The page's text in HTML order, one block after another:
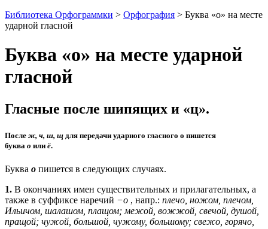
Библиотека Орфограммки > Орфография > Буква «о» на месте
ударной гласной
Буква «о» на месте ударной
гласной
Гласные после шипящих и «ц».
После ж, ч, ш, щ для передачи ударного гласного о пишется
буква о или ё.
Буква о пишется в следующих случаях.
1. В окончаниях имен существительных и прилагательных, а
также в суффиксе наречий −о , напр.: плечо, ножом, плечом,
Ильичом, шалашом, плащом; межой, вожжой, свечой, душой,
пращой; чужой, большой, чужому, большому; свежо, горячо,